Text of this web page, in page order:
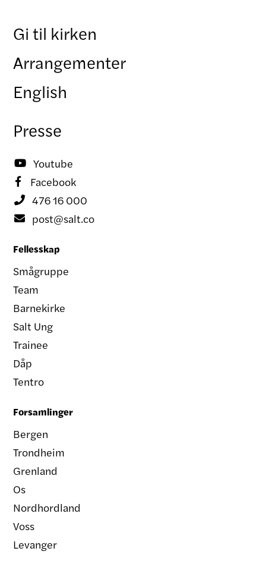
Gi til kirken
Arrangementer
English
Presse
 Youtube
 Facebook
 476 16 000
 post@salt.co
Fellesskap
Smågruppe
Team
Barnekirke
Salt Ung
Trainee
Dåp
Tentro
Forsamlinger
Bergen
Trondheim
Grenland
Os
Nordhordland
Voss
Levanger